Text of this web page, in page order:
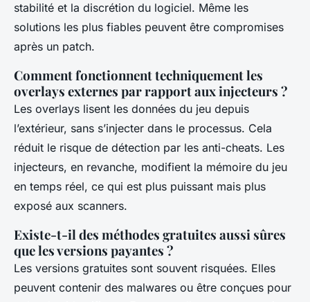
stabilité et la discrétion du logiciel. Même les
solutions les plus fiables peuvent être compromises
après un patch.
Comment fonctionnent techniquement les
overlays externes par rapport aux injecteurs ?
Les overlays lisent les données du jeu depuis
l’extérieur, sans s’injecter dans le processus. Cela
réduit le risque de détection par les anti-cheats. Les
injecteurs, en revanche, modifient la mémoire du jeu
en temps réel, ce qui est plus puissant mais plus
exposé aux scanners.
Existe-t-il des méthodes gratuites aussi sûres
que les versions payantes ?
Les versions gratuites sont souvent risquées. Elles
peuvent contenir des malwares ou être conçues pour